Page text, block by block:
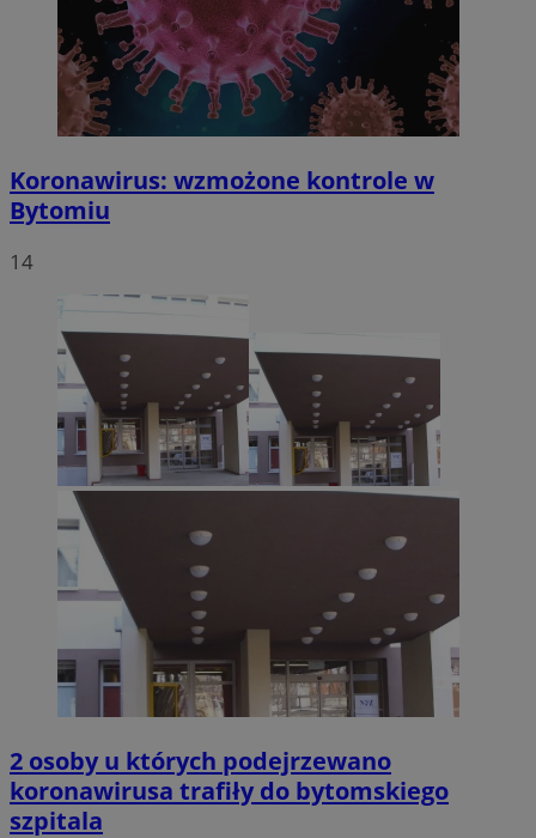
Koronawirus: wzmożone kontrole w
Bytomiu
14
2 osoby u których podejrzewano
koronawirusa trafiły do bytomskiego
szpitala